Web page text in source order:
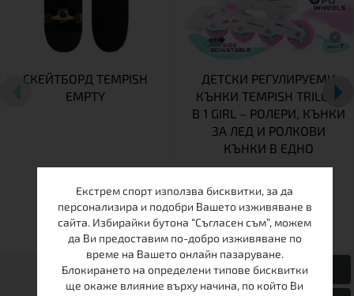
СКЕЙТБОРД TEMPISH
EMPTY
ДЕТСКИ РЕГУЛИРУЕМИ
КЪНКИ TEMPISH TRILO 4
В 1 GIRL – РОЛЕРИ, КЪНКИ
ЗА ЛЕД И РОЛКОВИ
КЪНКИ В ЕДНО
26-29 30-33 34-37
Екстрем спорт използва бисквитки, за да
персонализира и подобри Вашето изживяване в
сайта. Избирайки бутона “Съгласен съм”, можем
да Ви предоставим по-добро изживяване по
време на Вашето онлайн пазаруване.
Блокирането на определени типове бисквитки
ще окаже влияние върху начина, по който Ви